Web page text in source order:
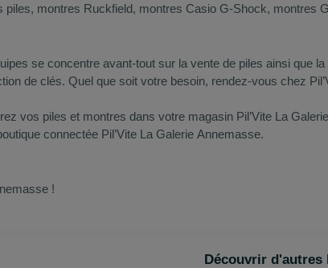
piles, montres Ruckfield, montres Casio G-Shock, montres
se concentre avant-tout sur la vente de piles ainsi que
de clés. Quel que soit votre besoin, rendez-vous chez
vos piles et montres dans votre magasin Pil’Vite La
connectée Pil’Vite La Galerie Annemasse.
!
Découvrir d'autres